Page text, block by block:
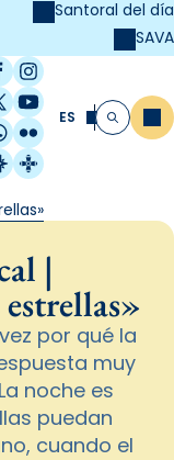
Santoral del día
SAVA
Instagram
Twitter
YouTube
Flickr
Estel
Catalunya
ES Buscar
|
por qué la
muy
noche es
puedan
cuando el